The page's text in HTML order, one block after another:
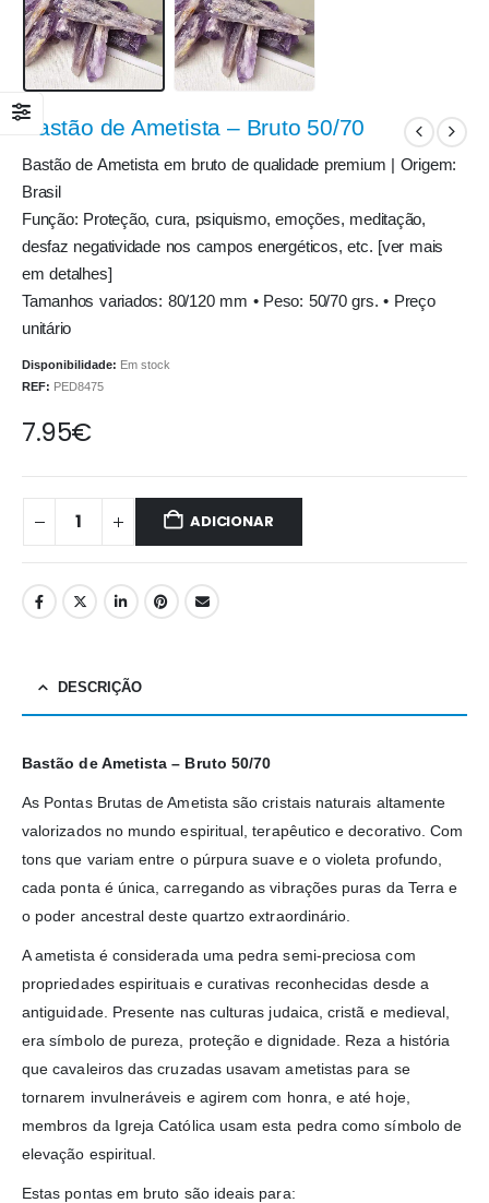
Bastão de Ametista – Bruto 50/70
Bastão de Ametista em bruto de qualidade premium | Origem:
Brasil
Função: Proteção, cura, psiquismo, emoções, meditação,
desfaz negatividade nos campos energéticos, etc. [ver mais
em detalhes]
Tamanhos variados: 80/120 mm • Peso: 50/70 grs. • Preço
unitário
Disponibilidade: Em stock
REF: PED8475
7.95€
ADICIONAR
DESCRIÇÃO
Bastão de Ametista – Bruto 50/70
As Pontas Brutas de Ametista são cristais naturais altamente
valorizados no mundo espiritual, terapêutico e decorativo. Com
tons que variam entre o púrpura suave e o violeta profundo,
cada ponta é única, carregando as vibrações puras da Terra e
o poder ancestral deste quartzo extraordinário.
A ametista é considerada uma pedra semi-preciosa com
propriedades espirituais e curativas reconhecidas desde a
antiguidade. Presente nas culturas judaica, cristã e medieval,
era símbolo de pureza, proteção e dignidade. Reza a história
que cavaleiros das cruzadas usavam ametistas para se
tornarem invulneráveis e agirem com honra, e até hoje,
membros da Igreja Católica usam esta pedra como símbolo de
elevação espiritual.
Estas pontas em bruto são ideais para: